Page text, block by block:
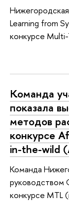
Learning from
конкурсе Multi-
Команда
показала
методов
конкурсе
in-the-wild
Команда
руководством
конкурсе MTL